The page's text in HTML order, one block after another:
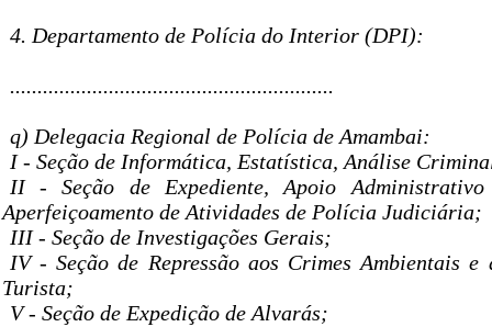
4. Departamento de Polícia do Interior (DPI):
...........................................................
q) Delegacia Regional de Polícia de Amambai:
I - Seção de Informática, Estatística, Análise
II - Seção de Expediente, Apoio
Aperfeiçoamento de Atividades de Polícia Judiciária;
III - Seção de Investigações Gerais;
IV - Seção de Repressão aos Crimes Ambientais e
Turista;
V - Seção de Expedição de Alvarás;